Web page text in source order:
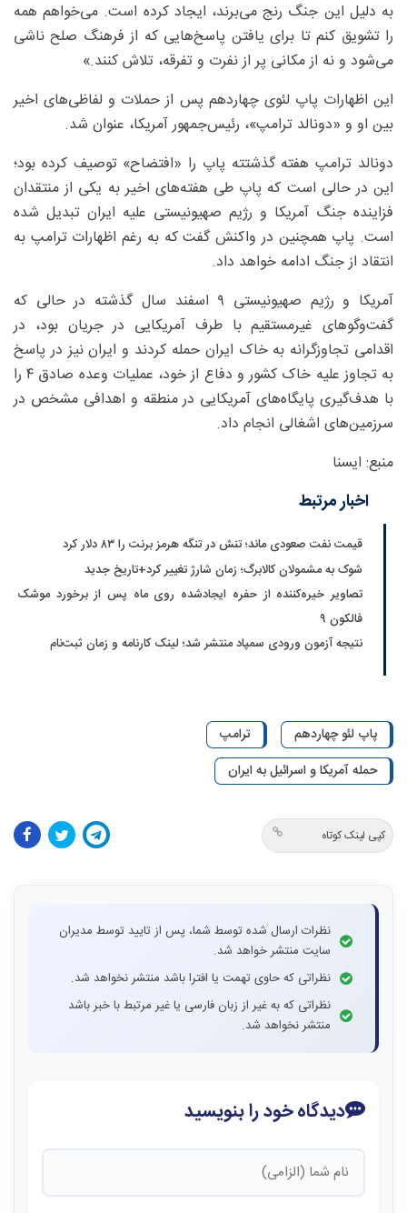
به دلیل این جنگ رنج می‌برند، ایجاد کرده است. می‌خواهم همه
را تشویق کنم تا برای یافتن پاسخ‌هایی که از فرهنگ صلح ناشی
می‌شود و نه از مکانی پر از نفرت و تفرقه، تلاش کنند.»
این اظهارات پاپ لئوی چهاردهم پس از حملات و لفاظی‌های اخیر
بین او و «دونالد ترامپ»، رئیس‌جمهور آمریکا، عنوان شد.
دونالد ترامپ هفته گذشتته پاپ را «افتضاح» توصیف کرده بود؛
این در حالی است که پاپ طی هفته‌های اخیر به یکی از منتقدان
فزاینده جنگ آمریکا و رژیم صهیونیستی علیه ایران تبدیل شده
است. پاپ همچنین در واکنش گفت که به‌ رغم اظهارات ترامپ به
انتقاد از جنگ ادامه خواهد داد.
آمریکا و رژیم صهیونیستی ۹ اسفند سال گذشته در حالی‌ که
گفت‌وگوهای غیرمستقیم با طرف آمریکایی در جریان بود، در
اقدامی تجاوزگرانه به خاک ایران حمله کردند و ایران نیز در پاسخ
به تجاوز علیه خاک کشور و دفاع از خود، عملیات وعده صادق ۴ را
با هدف‌گیری پایگاه‌های آمریکایی در منطقه و اهدافی مشخص در
سرزمین‌های اشغالی انجام داد.
منبع: ایسنا
اخبار مرتبط
قیمت نفت صعودی ماند؛ تنش در تنگه هرمز برنت را ۸۳ دلار کرد
شوک به مشمولان کالابرگ؛ زمان شارژ تغییر کرد+تاریخ جدید
تصاویر خیره‌کننده از حفره ایجادشده روی ماه پس از برخورد موشک
فالکون ۹
نتیجه آزمون ورودی سمپاد منتشر شد؛ لینک کارنامه و زمان ثبت‌نام
پاپ لئو چهاردهم
ترامپ
حمله آمریکا و اسرائیل به ایران
کپی لینک کوتاه
نظرات ارسال شده توسط شما، پس از تایید توسط مدیران
سایت منتشر خواهد شد.
نظراتی که حاوی تهمت یا افترا باشد منتشر نخواهد شد.
نظراتی که به غیر از زبان فارسی یا غیر مرتبط با خبر باشد
منتشر نخواهد شد.
دیدگاه خود را بنویسید